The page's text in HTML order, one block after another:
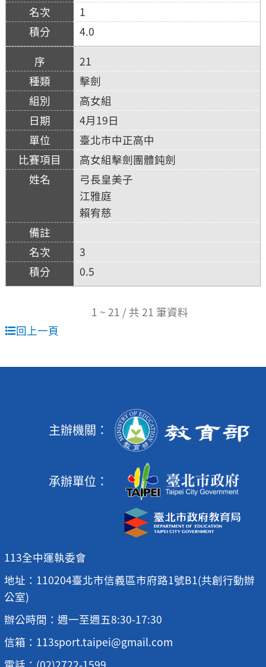
1
4.0
21
擊劍
高女組
4月19日
臺北市中正高中
高女組擊劍團體鈍劍
弓長皇美子
江雅庭
賴宥慈
3
0.5
1 ~ 21 / 共 21 筆資料
回上一頁
主辦機關：
承辦單位：
113全中運執委會
地址：110204臺北市信義區市府路1號B1(共創行動辦
公室)
辦公時間：週一至週五8:30-17:30
信箱：113sport.taipei@gmail.com